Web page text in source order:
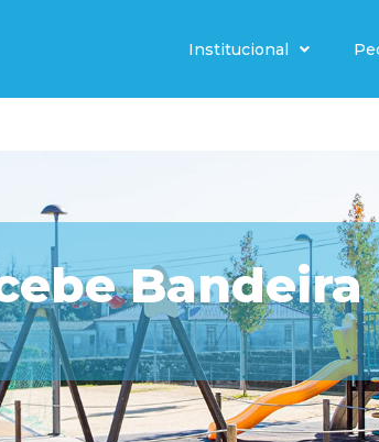
Institucional
Bandeira